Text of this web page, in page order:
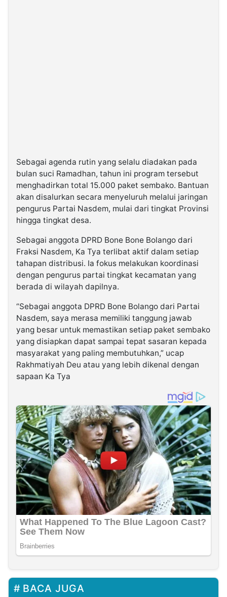
Sebagai agenda rutin yang selalu diadakan pada
bulan suci Ramadhan, tahun ini program tersebut
menghadirkan total 15.000 paket sembako. Bantuan
akan disalurkan secara menyeluruh melalui jaringan
pengurus Partai Nasdem, mulai dari tingkat Provinsi
hingga tingkat desa.
Sebagai anggota DPRD Bone Bone Bolango dari
Fraksi Nasdem, Ka Tya terlibat aktif dalam setiap
tahapan distribusi. Ia fokus melakukan koordinasi
dengan pengurus partai tingkat kecamatan yang
berada di wilayah dapilnya.
“Sebagai anggota DPRD Bone Bolango dari Partai
Nasdem, saya merasa memiliki tanggung jawab
yang besar untuk memastikan setiap paket sembako
yang disiapkan dapat sampai tepat sasaran kepada
masyarakat yang paling membutuhkan,” ucap
Rakhmatiyah Deu atau yang lebih dikenal dengan
sapaan Ka Tya
BACA JUGA